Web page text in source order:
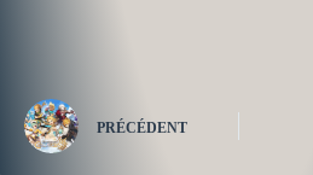
PRÉCÉDENT